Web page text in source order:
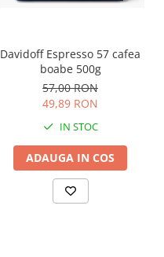
Davidoff Espresso 57 cafea
boabe 500g
57,00 RON
49,89 RON
IN STOC
ADAUGA IN COS